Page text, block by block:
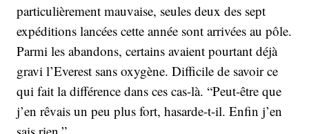
particulièrement mauvaise, seules deux des sept
expéditions lancées cette année sont arrivées au pôle.
Parmi les abandons, certains avaient pourtant déjà
gravi l’Everest sans oxygène. Difficile de savoir ce
qui fait la différence dans ces cas-là. “Peut-être que
j’en rêvais un peu plus fort, hasarde-t-il. Enfin j’en